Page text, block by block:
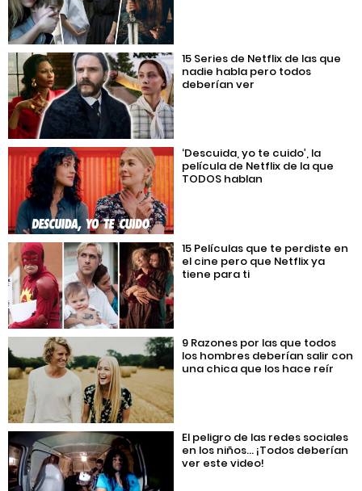
15 Series de Netflix de las que
nadie habla pero todos
deberían ver
‘Descuida, yo te cuido’, la
película de Netflix de la que
TODOS hablan
15 Películas que te perdiste en
el cine pero que Netflix ya
tiene para ti
9 Razones por las que todos
los hombres deberían salir con
una chica que los hace reír
El peligro de las redes sociales
en los niños… ¡Todos deberían
ver este video!